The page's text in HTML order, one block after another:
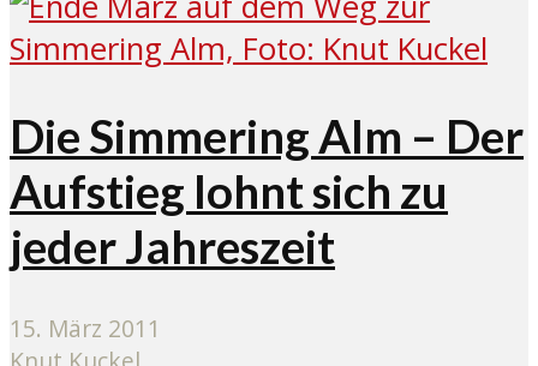
Die Simmering Alm – Der
Aufstieg lohnt sich zu
jeder Jahreszeit
15. März 2011